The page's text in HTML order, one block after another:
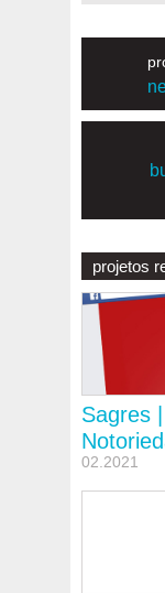
projetos
Sagres
02.2021